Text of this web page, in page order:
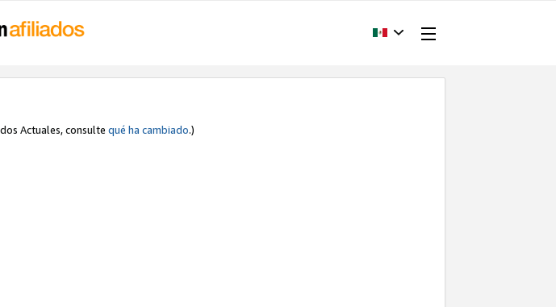
Actuales, consulte qué ha cambiado.)